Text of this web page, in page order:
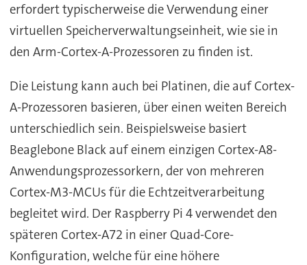
erfordert typischerweise die Verwendung einer
virtuellen Speicherverwaltungseinheit, wie sie in
den Arm-Cortex-A-Prozessoren zu finden ist.
Die Leistung kann auch bei Platinen, die auf Cortex-
A-Prozessoren basieren, über einen weiten Bereich
unterschiedlich sein. Beispielsweise basiert
Beaglebone Black auf einem einzigen Cortex-A8-
Anwendungsprozessorkern, der von mehreren
Cortex-M3-MCUs für die Echtzeitverarbeitung
begleitet wird. Der Raspberry Pi 4 verwendet den
späteren Cortex-A72 in einer Quad-Core-
Konfiguration, welche für eine höhere